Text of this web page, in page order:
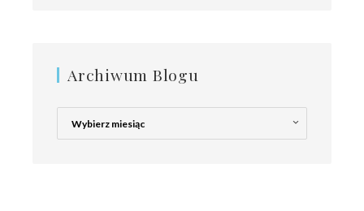
Archiwum Blogu
Archiwum
Blogu